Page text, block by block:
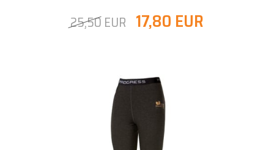
25,50 EUR 17,80 EUR